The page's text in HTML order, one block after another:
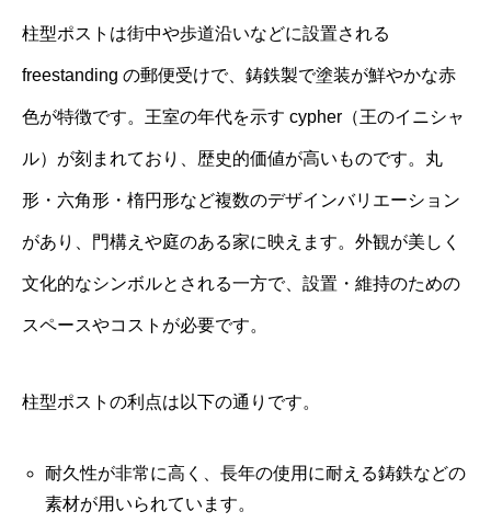
柱型ポストは街中や歩道沿いなどに設置される
freestanding の郵便受けで、鋳鉄製で塗装が鮮やかな赤
色が特徴です。王室の年代を示す cypher（王のイニシャ
ル）が刻まれており、歴史的価値が高いものです。丸
形・六角形・楕円形など複数のデザインバリエーション
があり、門構えや庭のある家に映えます。外観が美しく
文化的なシンボルとされる一方で、設置・維持のための
スペースやコストが必要です。
柱型ポストの利点は以下の通りです。
耐久性が非常に高く、長年の使用に耐える鋳鉄などの
素材が用いられています。